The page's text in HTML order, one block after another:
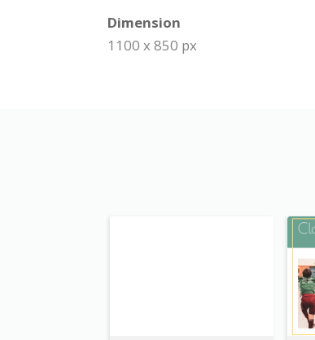
Dimension
1100 x 850 px